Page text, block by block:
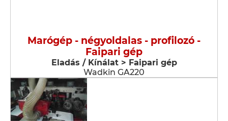
Marógép - négyoldalas - profilozó -
Faipari gép
Eladás / Kínálat > Faipari gép
Wadkin GA220